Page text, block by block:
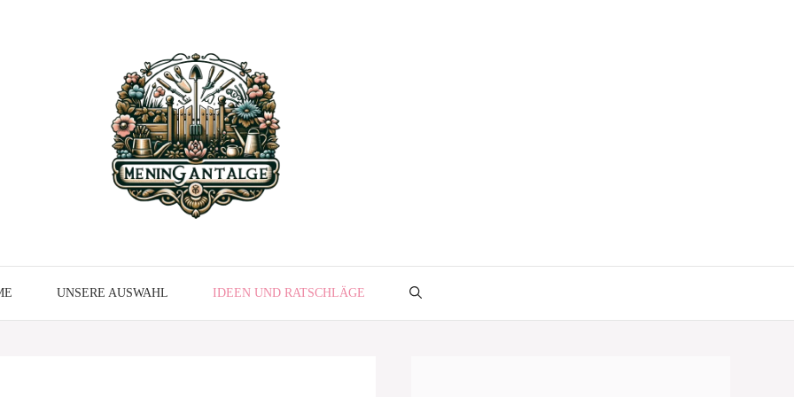
UNSERE AUSWAHL IDEEN UND RATSCHLÄGE